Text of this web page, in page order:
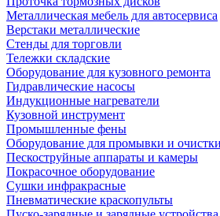
Металлическая мебель для автосервиса
Верстаки металлические
Стенды для торговли
Тележки складские
Оборудование для кузовного ремонта
Гидравлические насосы
Индукционные нагреватели
Кузовной инструмент
Промышленные фены
Оборудование для промывки и
Пескоструйные аппараты и камеры
Покрасочное оборудование
Сушки инфракрасные
Пневматические краскопульты